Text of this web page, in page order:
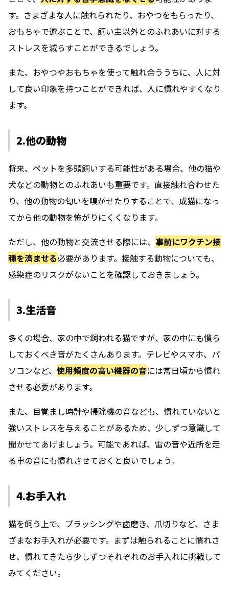
す。さまざまな人に触れられたり、おやつをもらったり、
おもちゃで遊ぶことで、飼い主以外とのふれあいに対する
ストレスを減らすことができるでしょう。
また、おやつやおもちゃを使って触れ合ううちに、人に対
して良い印象を持つことができれば、人に慣れやすくなり
ます。
2.他の動物
将来、ペットを多頭飼いする可能性がある場合、他の猫や
犬などの動物とのふれあいも重要です。直接触れ合わせた
り、他の動物の匂いを嗅がせたりすることで、成猫になっ
てから他の動物を怖がりにくくなります。
ただし、他の動物と交流させる際には、 事前にワクチン接
種を済ませる必要があります。接触する動物についても、
感染症のリスクがないことを確認しておきましょう。
3.生活音
多くの場合、家の中で飼われる猫ですが、家の中にも慣ら
しておくべき音がたくさんあります。テレビやスマホ、パ
ソコンなど、 使用頻度の高い機器の音には常日頃から慣れ
させる必要があります。
また、目覚まし時計や掃除機の音なども、慣れていないと
強いストレスを与えることがあるため、少しずつ意識して
聞かせてあげましょう。可能であれば、雷の音や近所を走
る車の音にも慣れさせておくと良いでしょう。
4.お手入れ
猫を飼う上で、ブラッシングや歯磨き、爪切りなど、さま
ざまなお手入れが必要です。まずは触られることに慣れさ
せ、慣れてきたら少しずつそれぞれのお手入れに挑戦して
みてください。